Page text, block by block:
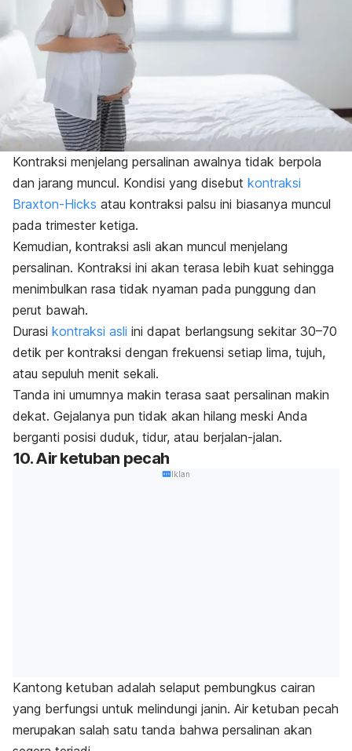
Kontraksi menjelang persalinan awalnya tidak berpola
dan jarang muncul. Kondisi yang disebut kontraksi
Braxton-Hicks atau kontraksi palsu ini biasanya muncul
pada trimester ketiga.
Kemudian, kontraksi asli akan muncul menjelang
persalinan. Kontraksi ini akan terasa lebih kuat sehingga
menimbulkan rasa tidak nyaman pada punggung dan
perut bawah.
Durasi kontraksi asli ini dapat berlangsung sekitar 30–70
detik per kontraksi dengan frekuensi setiap lima, tujuh,
atau sepuluh menit sekali.
Tanda ini umumnya makin terasa saat persalinan makin
dekat. Gejalanya pun tidak akan hilang meski Anda
berganti posisi duduk, tidur, atau berjalan-jalan.
10. Air ketuban pecah
Iklan
Kantong ketuban adalah selaput pembungkus cairan
yang berfungsi untuk melindungi janin. Air ketuban pecah
merupakan salah satu tanda bahwa persalinan akan